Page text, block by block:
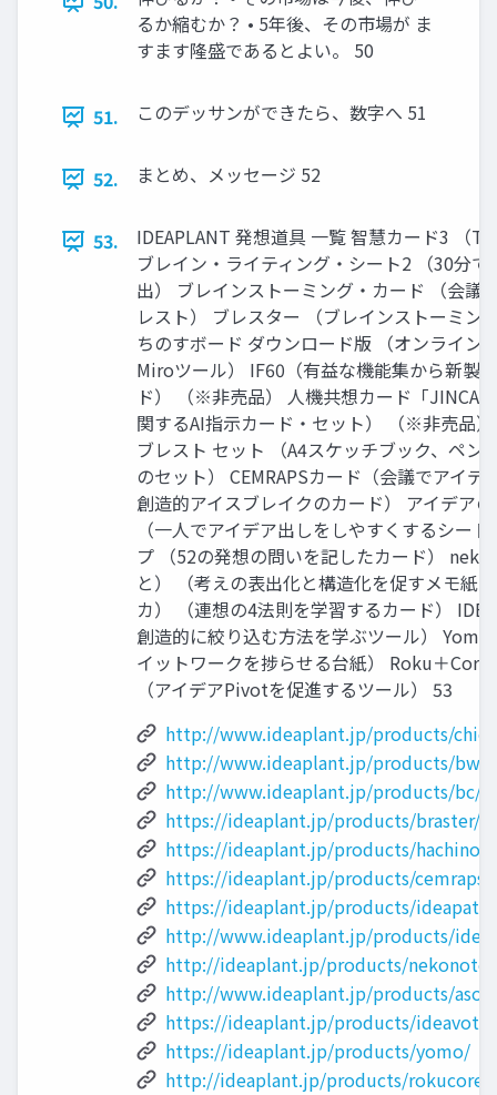
るか縮むか？ • 5年後、その市場が ま
すます隆盛であるとよい。 50
51. このデッサンができたら、数字へ 51
52. まとめ、メッセージ 52
53.
IDEAPLANT 発想道具 一覧 智慧カード3 （
ブレイン・ライティング・シート2 （30分
出） ブレインストーミング・カード （会議
レスト） ブレスター （ブレインストーミン
ちのすボード ダウンロード版 （オンライン
Miroツール） IF60（有益な機能集から新製
ド） （※非売品） 人機共想カード「JINCA
関するAI指示カード・セット） （※非売品
ブレスト セット （A4スケッチブック、ペン
のセット） CEMRAPSカード（会議でアイデ
創造的アイスブレイクのカード） アイデアの
（一人でアイデア出しをしやすくするシー
プ （52の発想の問いを記したカード）
と） （考えの表出化と構造化を促すメモ紙
カ） （連想の4法則を学習するカード）
創造的に絞り込む方法を学ぶツール）
イットワークを捗らせる台紙） Roku＋Core
（アイデアPivotを促進するツール） 53
http://www.ideaplant.jp/products/
http://www.ideaplant.jp/products/
http://www.ideaplant.jp/products/bc/
https://ideaplant.jp/products/braster/
https://ideaplant.jp/products/
https://ideaplant.jp/products/
https://ideaplant.jp/products/
http://www.ideaplant.jp/products/
http://ideaplant.jp/products/nekonote/
http://www.ideaplant.jp/products/
https://ideaplant.jp/products/ideavote/
https://ideaplant.jp/products/yomo/
http://ideaplant.jp/products/rokucore/